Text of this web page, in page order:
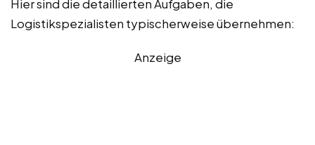
Hier sind die detaillierten Aufgaben, die
Logistikspezialisten typischerweise übernehmen:
Anzeige